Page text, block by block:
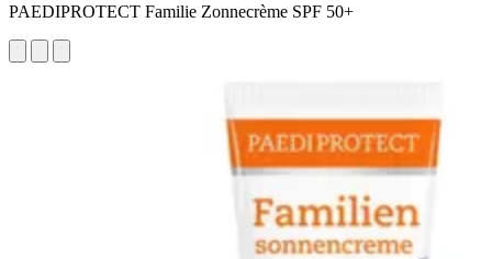
PAEDIPROTECT Familie Zonnecrème SPF 50+